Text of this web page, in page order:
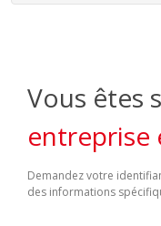
Vous êtes
entreprise
Demandez votre
des informations